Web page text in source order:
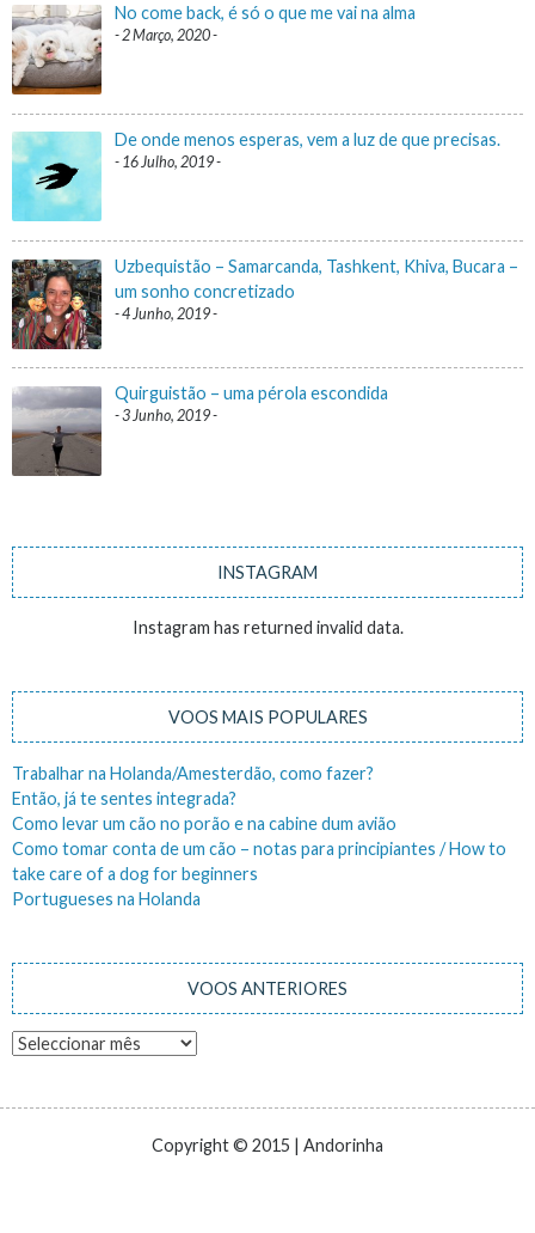
No come back, é só o que me vai na alma
2 Março, 2020
De onde menos esperas, vem a luz de que precisas.
16 Julho, 2019
Uzbequistão – Samarcanda, Tashkent, Khiva, Bucara –
um sonho concretizado
4 Junho, 2019
Quirguistão – uma pérola escondida
3 Junho, 2019
INSTAGRAM
Instagram has returned invalid data.
VOOS MAIS POPULARES
Trabalhar na Holanda/Amesterdão, como fazer?
Então, já te sentes integrada?
Como levar um cão no porão e na cabine dum avião
Como tomar conta de um cão – notas para principiantes / How to
take care of a dog for beginners
Portugueses na Holanda
VOOS ANTERIORES
Voos
Copyright © 2015 | Andorinha